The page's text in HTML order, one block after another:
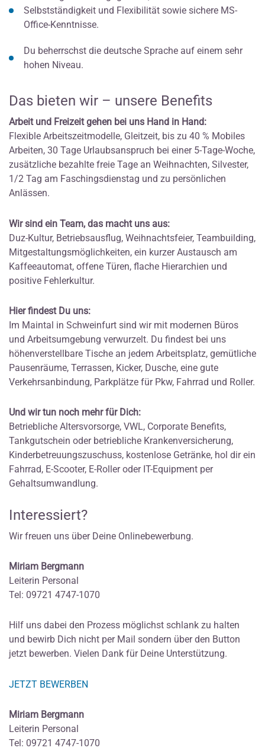
Selbstständigkeit und Flexibilität sowie sichere MS-
Office-Kenntnisse.
Du beherrschst die deutsche Sprache auf einem sehr
hohen Niveau.
Das bieten wir – unsere Benefits
Arbeit und Freizeit gehen bei uns Hand in Hand:
Flexible Arbeitszeitmodelle, Gleitzeit, bis zu 40 % Mobiles
Arbeiten, 30 Tage Urlaubsanspruch bei einer 5-Tage-Woche,
zusätzliche bezahlte freie Tage an Weihnachten, Silvester,
1/2 Tag am Faschingsdienstag und zu persönlichen
Anlässen.
Wir sind ein Team, das macht uns aus:
Duz-Kultur, Betriebsausflug, Weihnachtsfeier, Teambuilding,
Mitgestaltungsmöglichkeiten, ein kurzer Austausch am
Kaffeeautomat, offene Türen, flache Hierarchien und
positive Fehlerkultur.
Hier findest Du uns:
Im Maintal in Schweinfurt sind wir mit modernen Büros
und Arbeitsumgebung verwurzelt. Du findest bei uns
höhenverstellbare Tische an jedem Arbeitsplatz, gemütliche
Pausenräume, Terrassen, Kicker, Dusche, eine gute
Verkehrsanbindung, Parkplätze für Pkw, Fahrrad und Roller.
Und wir tun noch mehr für Dich:
Betriebliche Altersvorsorge, VWL, Corporate Benefits,
Tankgutschein oder betriebliche Krankenversicherung,
Kinderbetreuungszuschuss, kostenlose Getränke, hol dir ein
Fahrrad, E-Scooter, E-Roller oder IT-Equipment per
Gehaltsumwandlung.
Interessiert?
Wir freuen uns über Deine Onlinebewerbung.
Miriam Bergmann
Leiterin Personal
Tel: 09721 4747-1070
Hilf uns dabei den Prozess möglichst schlank zu halten
und bewirb Dich nicht per Mail sondern über den Button
jetzt bewerben. Vielen Dank für Deine Unterstützung.
JETZT BEWERBEN
Miriam Bergmann
Leiterin Personal
Tel: 09721 4747-1070